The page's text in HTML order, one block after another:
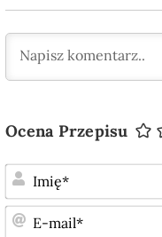
Ocena Przepisu